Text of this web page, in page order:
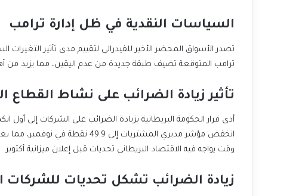
السياسات النقدية في ظل إدارة ترامب
تصدر الأسواق المحضر الأخير للفيدرالي لتقييم مدى تأثير
ترامب المتوقعة تضيف طبقة جديدة من عدم اليقين، مما يزيد من
تأثير زيادة الضرائب على نشاط القطاع
أدى قرار الحكومة البريطانية بزيادة الضرائب على الشركات إلى
انخفض مؤشر مديري المشتريات إلى
وقت يواجه فيه الاقتصاد البريطاني تحديات قبل إعلان ميزانية أكتوبر.
زيادة الضرائب تشكل تحديات للشركات